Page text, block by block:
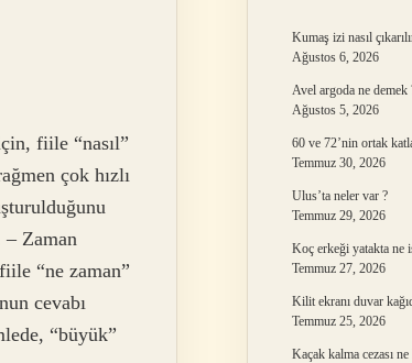
fiile “nasıl”
çok hızlı
– Zaman
“ne zaman”
cevabı
“büyük”
Kumaş izi nasıl
Ağustos 6, 2026
Avel argoda ne demek
Ağustos 5, 2026
60 ve 72’nin ortak
Temmuz 30, 2026
Ulus’ta neler var ?
Temmuz 29, 2026
Koç erkeği yatakta ne
Temmuz 27, 2026
Kilit ekranı duvar
Temmuz 25, 2026
Kaçak kalma cezası ne